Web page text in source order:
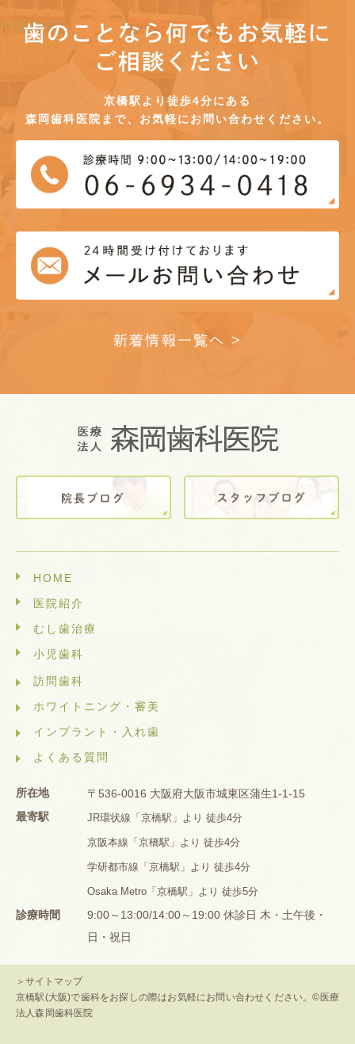
歯のことなら何でもお気軽に
ご相談ください
京橋駅より徒歩4分にある
森岡歯科医院まで、お気軽にお問い合わせください。
新着情報一覧へ >
HOME
医院紹介
むし歯治療
小児歯科
訪問歯科
ホワイトニング・審美
インプラント・入れ歯
よくある質問
所在地
〒536-0016 大阪府大阪市城東区蒲生1-1-15
最寄駅
JR環状線「京橋駅」より 徒歩4分
京阪本線「京橋駅」より 徒歩4分
学研都市線「京橋駅」より 徒歩4分
Osaka Metro「京橋駅」より 徒歩5分
診療時間
9:00～13:00/14:00～19:00 休診日 木・土午後・
日・祝日
＞サイトマップ
京橋駅(大阪)で歯科をお探しの際はお気軽にお問い合わせください。©医療
法人森岡歯科医院